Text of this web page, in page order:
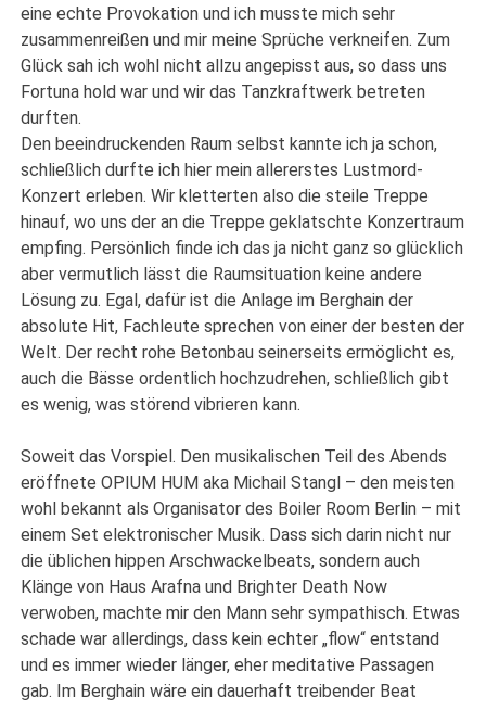
eine echte Provokation und ich musste mich sehr
zusammenreißen und mir meine Sprüche verkneifen. Zum
Glück sah ich wohl nicht allzu angepisst aus, so dass uns
Fortuna hold war und wir das Tanzkraftwerk betreten
durften.
Den beeindruckenden Raum selbst kannte ich ja schon,
schließlich durfte ich hier mein allererstes Lustmord-
Konzert erleben. Wir kletterten also die steile Treppe
hinauf, wo uns der an die Treppe geklatschte Konzertraum
empfing. Persönlich finde ich das ja nicht ganz so glücklich
aber vermutlich lässt die Raumsituation keine andere
Lösung zu. Egal, dafür ist die Anlage im Berghain der
absolute Hit, Fachleute sprechen von einer der besten der
Welt. Der recht rohe Betonbau seinerseits ermöglicht es,
auch die Bässe ordentlich hochzudrehen, schließlich gibt
es wenig, was störend vibrieren kann.
Soweit das Vorspiel. Den musikalischen Teil des Abends
eröffnete OPIUM HUM aka Michail Stangl – den meisten
wohl bekannt als Organisator des Boiler Room Berlin – mit
einem Set elektronischer Musik. Dass sich darin nicht nur
die üblichen hippen Arschwackelbeats, sondern auch
Klänge von Haus Arafna und Brighter Death Now
verwoben, machte mir den Mann sehr sympathisch. Etwas
schade war allerdings, dass kein echter „flow“ entstand
und es immer wieder länger, eher meditative Passagen
gab. Im Berghain wäre ein dauerhaft treibender Beat